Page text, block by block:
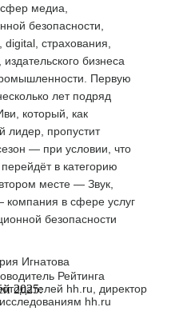
медиа,
безопасности,
страхования,
бизнеса
Первую
лет подряд
который, как
лидер, пропустит
— при условии, что
в категорию
месте — Звук,
компания в сфере услуг
безопасности
Игнатова
Рейтинга
hh.ru, директор
hh.ru